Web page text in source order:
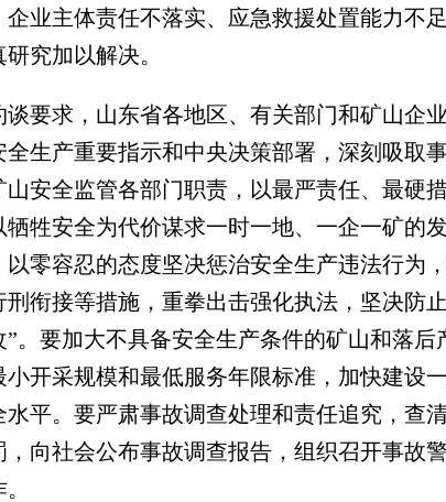
企业主体责任不落实、应急救援处置能力不
究加以解决。
求，山东省各地区、有关部门和矿山企
全生产重要指示和中央决策部署，深刻吸取
山安全监管各部门职责，以最严责任、最硬
牺牲安全为代价谋求一时一地、一企一矿的
以零容忍的态度坚决惩治安全生产违法行为
刑衔接等措施，重拳出击强化执法，坚决防
”。要加大不具备安全生产条件的矿山和落
小开采规模和最低服务年限标准，加快建设
水平。要严肃事故调查处理和责任追究，查
，向社会公布事故调查报告，组织召开事故